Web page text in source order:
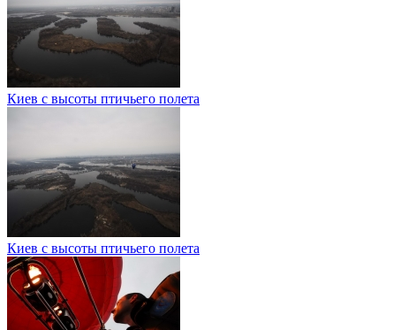
Киев с высоты птичьего полета
Киев с высоты птичьего полета